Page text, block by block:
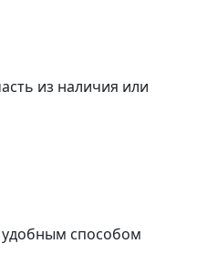
из наличия или
способом